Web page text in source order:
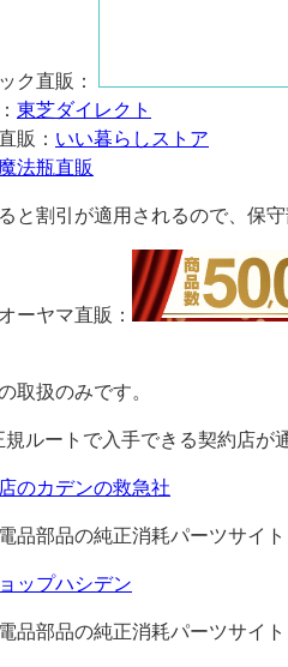
ク直販：
東芝ダイレクト
販： いい暮らしストア
法瓶直販
と割引が適用されるので、保
ーヤマ直販：
取扱のみです。
ルートで入手できる契約店が
のカデンの救急社
品部品の純正消耗パーツサイト
ップハシデン
品部品の純正消耗パーツサイト